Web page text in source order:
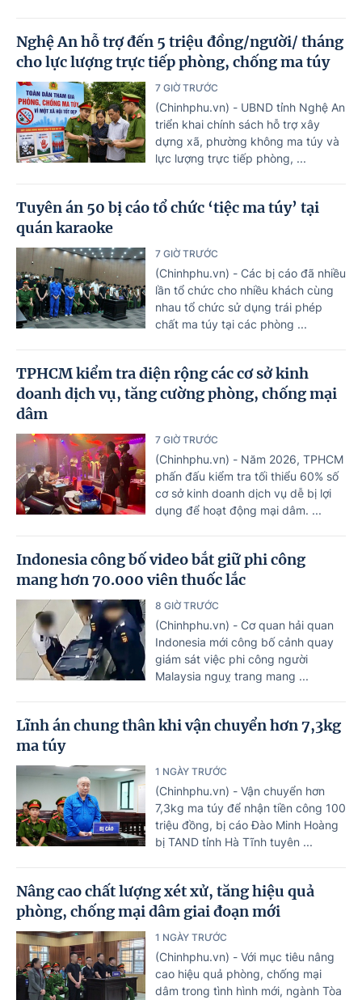
Nghệ An hỗ trợ đến 5 triệu đồng/người/ tháng
cho lực lượng trực tiếp phòng, chống ma túy
7 GIỜ TRƯỚC
(Chinhphu.vn) - UBND tỉnh Nghệ An
triển khai chính sách hỗ trợ xây
dựng xã, phường không ma túy và
lực lượng trực tiếp phòng, ...
Tuyên án 50 bị cáo tổ chức ‘tiệc ma túy’ tại
quán karaoke
7 GIỜ TRƯỚC
(Chinhphu.vn) - Các bị cáo đã nhiều
lần tổ chức cho nhiều khách cùng
nhau tổ chức sử dụng trái phép
chất ma túy tại các phòng ...
TPHCM kiểm tra diện rộng các cơ sở kinh
doanh dịch vụ, tăng cường phòng, chống mại
dâm
7 GIỜ TRƯỚC
(Chinhphu.vn) - Năm 2026, TPHCM
phấn đấu kiểm tra tối thiểu 60% số
cơ sở kinh doanh dịch vụ dễ bị lợi
dụng để hoạt động mại dâm. ...
Indonesia công bố video bắt giữ phi công
mang hơn 70.000 viên thuốc lắc
8 GIỜ TRƯỚC
(Chinhphu.vn) - Cơ quan hải quan
Indonesia mới công bố cảnh quay
giám sát việc phi công người
Malaysia nguỵ trang mang ...
Lĩnh án chung thân khi vận chuyển hơn 7,3kg
ma túy
1 NGÀY TRƯỚC
(Chinhphu.vn) - Vận chuyển hơn
7,3kg ma túy để nhận tiền công 100
triệu đồng, bị cáo Đào Minh Hoàng
bị TAND tỉnh Hà Tĩnh tuyên ...
Nâng cao chất lượng xét xử, tăng hiệu quả
phòng, chống mại dâm giai đoạn mới
1 NGÀY TRƯỚC
(Chinhphu.vn) - Với mục tiêu nâng
cao hiệu quả phòng, chống mại
dâm trong tình hình mới, ngành Tòa